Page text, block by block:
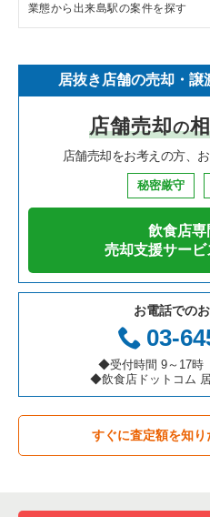
中華の居抜き売却物件の案件一覧
寿司の居抜き売却物件の案件一
焼肉の居抜き売却物件の案件一
鉄板焼き・お好み焼の居抜き売
カフェの居抜き売却物件の案件一
テイクアウトの居抜き売却物件
お弁当・惣菜・デリの居抜き売
カラオケ・パブ・スナックの居
バーの居抜き売却物件の案件一
居酒屋・ダイニングバーの居抜
千葉県の飲食店の居抜き売却物件
神奈川県の飲食店の居抜き売却
大阪府の飲食店の居抜き売却物
兵庫県の飲食店の居抜き売却物
愛知県の飲食店の居抜き売却物
岐阜県の飲食店の居抜き売却物
三重県の飲食店の居抜き売却物
大阪市中央区の飲食店の居抜き
堺市北区の飲食店の居抜き売却
堺市中区の飲食店の居抜き売却
大阪市西区の飲食店の居抜き売
大阪市福島区の飲食店の居抜き
豊中市の飲食店の居抜き売却物
大阪市都島区の飲食店の居抜き
大阪市阿倍野区の飲食店の居抜
東大阪市の飲食店の居抜き売却
吹田市の飲食店の居抜き売却物
大阪府のラーメンの居抜き売却物
大阪府のイタリア料理の居抜き
大阪府の中華の居抜き売却物件
大阪府のそば・うどんの居抜き
大阪府の焼肉の居抜き売却物件
大阪府の鉄板焼き・お好み焼の
大阪府のアジア料理の居抜き売
大阪府のカフェの居抜き売却物
大阪府のテイクアウトの居抜き
大阪府のお弁当・惣菜・デリの
業態から出来島駅の案件を探す
居抜き店舗の売却・譲
店舗売却の
店舗売却をお考えの方、
秘密厳守
飲食店専
売却支援サービ
お電話での
03-
◆受付時間 9～17時
◆飲食店ドットコム
すぐに査定額を知